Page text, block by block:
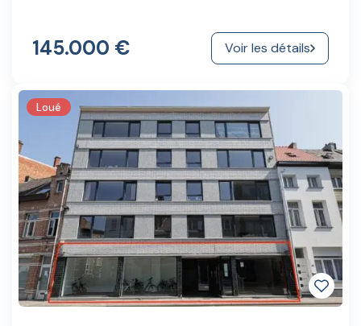
145.000 € Voir les détails
Loué